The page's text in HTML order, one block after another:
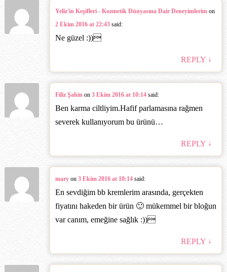
Yeliz'in Keşifleri - Kozmetik Dünyasına Dair Deneyimlerim on
2 Ekim 2016 at 22:43 said:
Ne güzel :))‎
REPLY ↓
Filiz Şahin on 3 Ekim 2016 at 10:14 said:
Ben karma ciltliyim.Hafif parlamasına rağmen
severek kullanıyorum bu ürünü…
REPLY ↓
mary on 3 Ekim 2016 at 10:14 said:
En sevdiğim bb kremlerim arasında, gerçekten
fiyatını hakeden bir ürün 🙂 mükemmel bir bloğun
var canım, emeğine sağlık :))‎
REPLY ↓